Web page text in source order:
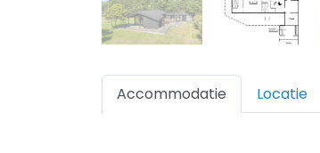
Accommodatie Locatie